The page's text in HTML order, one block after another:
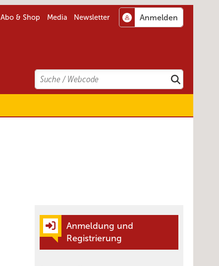
Abo & Shop Media Newsletter
Search
Suchen
Anmeldung und
Registrierung